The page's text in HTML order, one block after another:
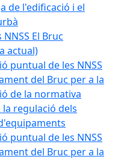
de l'edificació i el
El Bruc
actual)
puntual de les NNSS
del Bruc per a la
de la normativa
regulació dels
puntual de les NNSS
del Bruc per a la